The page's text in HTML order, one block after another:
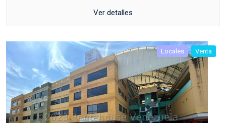
Ver detalles
Locales Venta